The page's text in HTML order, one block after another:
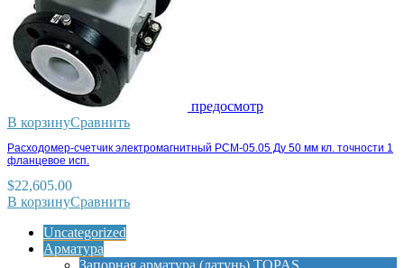
предосмотр
В корзинуСравнить
Расходомер-счетчик электромагнитный РСМ-05.05 Ду 50 мм кл. точности 1
фланцевое исп.
$22,605.00
В корзинуСравнить
Uncategorized
Арматура
Запорная арматура (латунь) TOPAS